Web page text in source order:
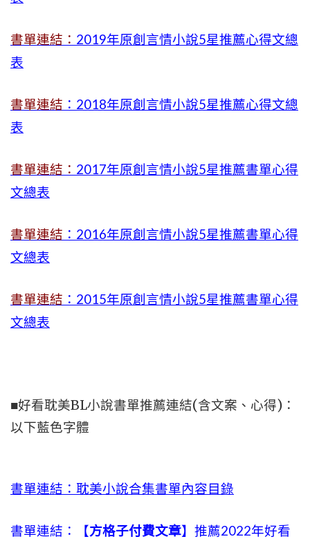
書單連結： 2019年原創言情小說5星推薦心得文總
表
書單連結 ：2018年原創言情小說5星推薦心得文總
表
書單連結： 2017年原創言情小說5星推薦書單心得
文總表
書單連結 ：2016年原創言情小說5星推薦書單心得
文總表
書單連結 ：2015年原創言情小說5星推薦書單心得
文總表
■好看耽美BL小說書單推薦連結(含文案、心得)：
以下藍色字體
書單連結：耽美小說合集書單內容目錄
書單連結：【方格子付費文章】推薦2022年好看